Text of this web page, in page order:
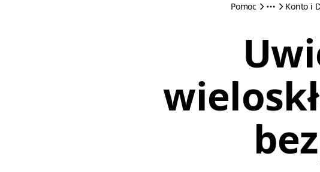
Pomoc Konto i